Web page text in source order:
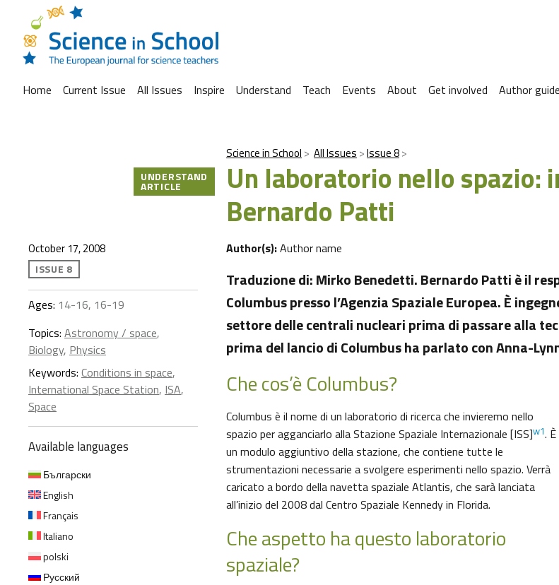
Home Current Issue All Issues Inspire Understand Teach Events About Get involved Author
Science in School All Issues Issue 8
Un laboratorio nello spazio:
Bernardo Patti
UNDERSTAND
ARTICLE
October 17, 2008
ISSUE 8
Ages: 14-16, 16-19
Topics: Astronomy / space,
Biology, Physics
Keywords: Conditions in space,
International Space Station, ISA,
Space
Available languages
Български
English
Français
Italiano
polski
Русский
Author(s):Author name
Traduzione di: Mirko Benedetti. Bernardo Patti è il
Columbus presso l’Agenzia Spaziale Europea. È
settore delle centrali nucleari prima di passare alla
prima del lancio di Columbus ha parlato con Anna-
Che cos’è Columbus?
Columbus è il nome di un laboratorio di ricerca che invieremo nello
spazio per agganciarlo alla Stazione Spaziale Internazionale [ISS]w1. È
un modulo aggiuntivo della stazione, che contiene tutte le
strumentazioni necessarie a svolgere esperimenti nello spazio. Verrà
caricato a bordo della navetta spaziale Atlantis, che sarà lanciata
all’inizio del 2008 dal Centro Spaziale Kennedy in Florida.
Che aspetto ha questo laboratorio
spaziale?